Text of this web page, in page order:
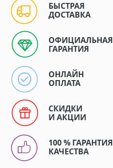
БЫСТРАЯ
ДОСТАВКА
ОФИЦИАЛЬНАЯ
ГАРАНТИЯ
ОНЛАЙН
ОПЛАТА
СКИДКИ
И АКЦИИ
100 % ГАРАНТИЯ
КАЧЕСТВА